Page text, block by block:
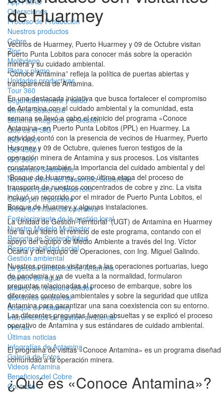
Operaciones
Proceso de Producción
Nuestros productos
Cobre
Zinc
Molibdeno
Plata y plomo
Unidades productivas
Tour 360
Seguridad minera y salud
Minería Sostenible
Sistema Integrado de Gestión
Qué es el SIG
ISO 14001
ISO 45001
ISO 9001
Desarrollo Sostenible
Nuestra visión del Desarrollo Sostenible
Inversión para el desarrollo
Obras por impuestos
Áreas de influencia operativa
Fortalecimiento de la gestión local
Nuestro Modelo Multiactor
Reporte de Sostenibilidad
Responsabilidad social
Gestión ambiental
La gestión ambiental de Antamina
Gestión del agua
Manejo de residuos sólidos
Monitoreo ambiental
Bosque de Huarmey
Instrumentos de gestión ambiental
Prensa
Últimas noticias
Infografías de Antamina
Galería de Fotos
Videos Antamina
Beneficios del Cobre
Contacto
de Huarmey
Vecinos de Huarmey, Puerto Huarmey y 09 de Octubre visitan
Puerto Punta Lobitos para conocer más sobre la operación
minera y su cuidado ambiental.
“Conoce Antamina” refleja la política de puertas abiertas y
transparencia de Antamina.
En una destacada iniciativa que busca fortalecer el compromiso
de Antamina con el cuidado ambiental y la comunidad, esta
semana se llevó a cabo el reinicio del programa «Conoce
Antamina» en Puerto Punta Lobitos (PPL) en Huarmey. La
actividad contó con la presencia de vecinos de Huarmey, Puerto
Huarmey y 09 de Octubre, quienes fueron testigos de la
operación minera de Antamina y sus procesos. Los visitantes
constataron también la importancia del cuidado ambiental y del
“Bosque de Huarmey, como última etapa del proceso de
transporte de nuestros concentrados de cobre y zinc. La visita
incluyó un recorrido por el mirador de Puerto Punta Lobitos, el
Bosque de Huarmey y algunas instalaciones.
La Unidad de Gestión Territorial (UGT) de Antamina en Huarmey
fue la que lideró el reinicio de este programa, contando con el
apoyo del equipo de Medio Ambiente a través del Ing. Víctor
Ocaña y del equipo de Operaciones, con Ing. Miguel Galindo.
Nuestros primeros visitantes a las operaciones portuarias, luego
de pandemia y ya de vuelta a la normalidad, formularon
preguntas relacionadas al proceso de embarque, sobre los
diferentes controles ambientales y sobre la seguridad que utiliza
Antamina para garantizar una sana coexistencia con su entorno.
Las diferentes preguntas fueron absueltas y se explicó el proceso
operativo de Antamina y sus estándares de cuidado ambiental.
El programa de visitas «Conoce Antamina» es un programa
comunidad a la operación minera.
¿Qué es «Conoce Antamina»?